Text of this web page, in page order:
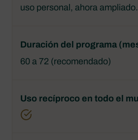
uso personal, ahora ampliado.
60 a 72 (recomendado)